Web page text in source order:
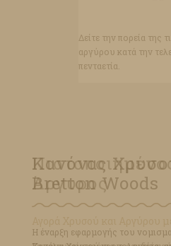
Δείτε την πορεία της
αργύρου κατά την
πενταετία.
Κανόνας
Bretton Woods
Η έναρξη εφαρμογής του